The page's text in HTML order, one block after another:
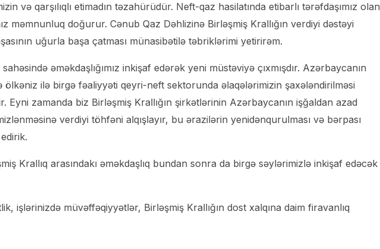
və qarşılıqlı etimadın təzahürüdür. Neft-qaz hasilatında etibarlı tərəfdaşımız olan
məmnunluq doğurur. Cənub Qaz Dəhlizinə Birləşmiş Krallığın verdiyi dəstəyi
uğurla başa çatması münasibətilə təbriklərimi yetirirəm.
əməkdaşlığımız inkişaf edərək yeni müstəviyə çıxmışdır. Azərbaycanın
ölkəniz ilə birgə fəaliyyəti qeyri-neft sektorunda əlaqələrimizin şaxələndirilməsi
Eyni zamanda biz Birləşmiş Krallığın şirkətlərinin Azərbaycanın işğaldan azad
verdiyi töhfəni alqışlayır, bu ərazilərin yenidənqurulması və bərpası
Krallıq arasındakı əməkdaşlıq bundan sonra da birgə səylərimizlə inkişaf edəcək
işlərinizdə müvəffəqiyyətlər, Birləşmiş Krallığın dost xalqına daim firavanlıq